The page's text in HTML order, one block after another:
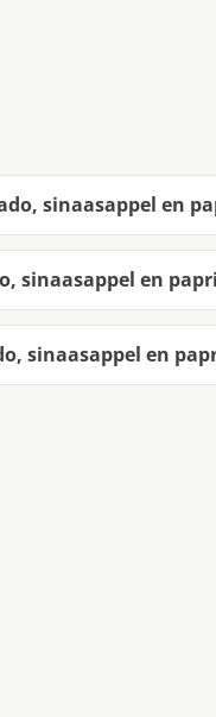
sinaasappel en
sinaasappel en
sinaasappel en